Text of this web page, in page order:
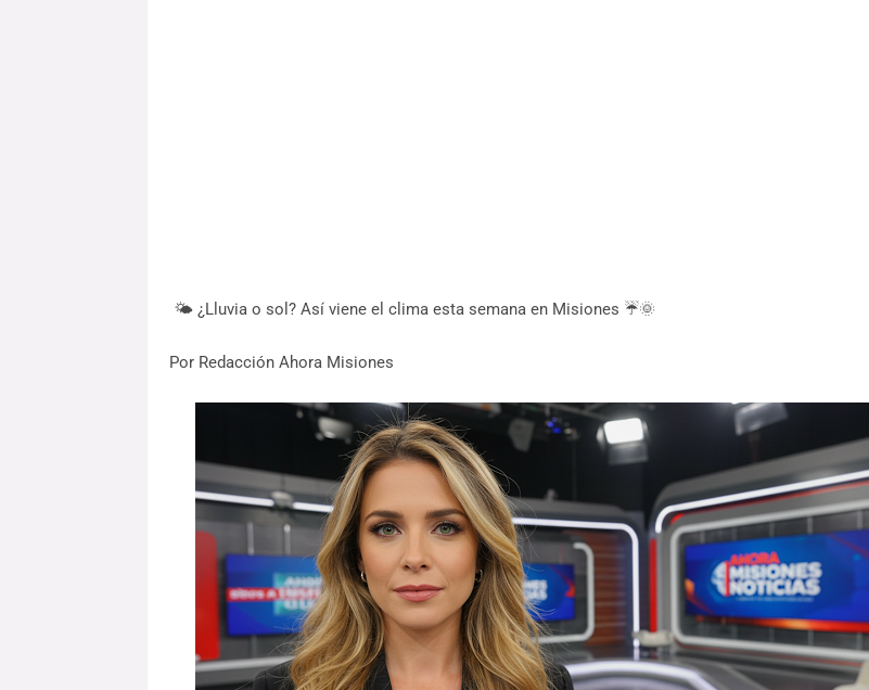
🌤️ ¿Lluvia o sol? Así viene el clima esta semana en Misiones ☔🌞
Por Redacción Ahora Misiones